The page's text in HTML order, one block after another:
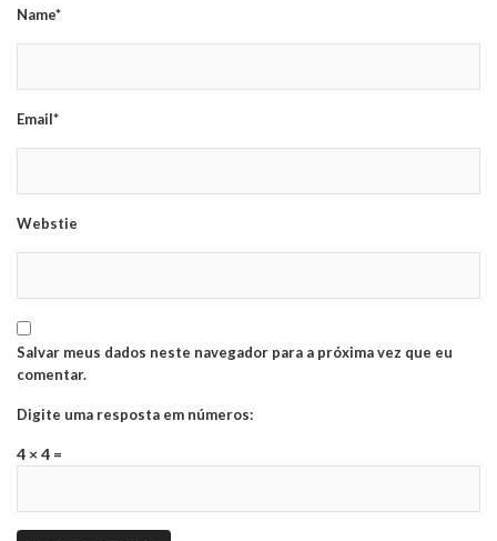
Name*
Email*
Webstie
Salvar meus dados neste navegador para a próxima vez que eu
comentar.
Digite uma resposta em números:
4 × 4 =